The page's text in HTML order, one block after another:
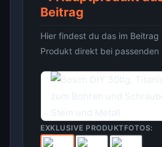
Beitrag
Hier findest du das im
Produkt direkt bei passenden
EXKLUSIVE PRODUKTFOTOS: